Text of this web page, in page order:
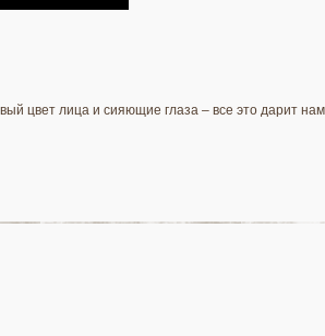
цвет лица и сияющие глаза – все это дарит